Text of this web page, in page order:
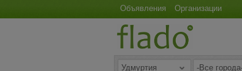
Объявления Организации